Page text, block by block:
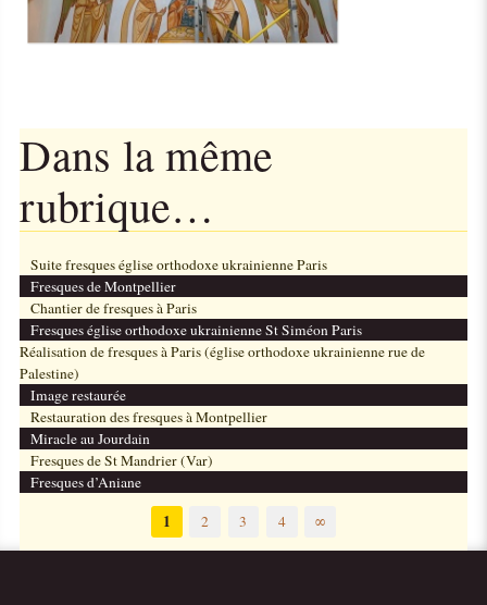
Dans la même
rubrique…
Suite fresques église orthodoxe ukrainienne Paris
Fresques de Montpellier
Chantier de fresques à Paris
Fresques église orthodoxe ukrainienne St Siméon Paris
Réalisation de fresques à Paris (église orthodoxe ukrainienne rue de
Palestine)
Image restaurée
Restauration des fresques à Montpellier
Miracle au Jourdain
Fresques de St Mandrier (Var)
Fresques d’Aniane
1 2 3 4 ∞